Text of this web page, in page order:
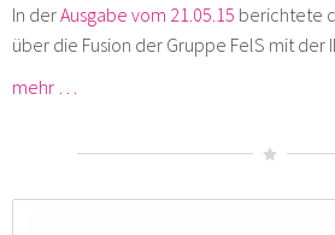
In derAusgabe vom 21.05.15 berichtete
über die Fusion der Gruppe FelS mit der
mehr …